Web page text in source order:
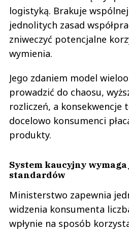
logistyką. Brakuje
jednolitych zasad
zniweczyć potencjalne
wymienia.
Jego zdaniem model
prowadzić do chaosu,
rozliczeń, a konsekwencje
docelowo konsumenci
produkty.
System kaucyjny
standardów
Ministerstwo zapewnia
widzenia konsumenta
wpłynie na sposób